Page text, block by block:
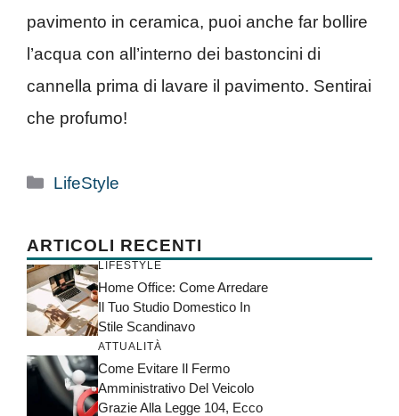
pavimento in ceramica, puoi anche far bollire
l’acqua con all’interno dei bastoncini di
cannella prima di lavare il pavimento. Sentirai
che profumo!
Categorie
LifeStyle
ARTICOLI RECENTI
LIFESTYLE
Home Office: Come Arredare
Il Tuo Studio Domestico In
Stile Scandinavo
ATTUALITÀ
Come Evitare Il Fermo
Amministrativo Del Veicolo
Grazie Alla Legge 104, Ecco